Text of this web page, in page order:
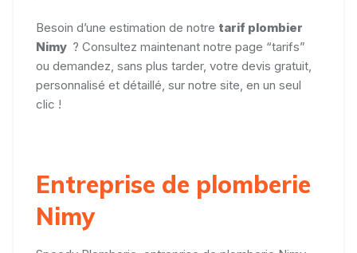
Besoin d’une estimation de notre tarif plombier
Nimy ? Consultez maintenant notre page “tarifs”
ou demandez, sans plus tarder, votre devis gratuit,
personnalisé et détaillé, sur notre site, en un seul
clic !
Entreprise de plomberie
Nimy